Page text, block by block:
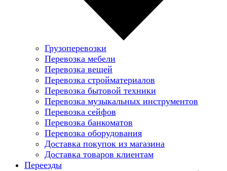
Грузоперевозки
Перевозка мебели
Перевозка вещей
Перевозка стройматериалов
Перевозка бытовой техники
Перевозка музыкальных инструментов
Перевозка сейфов
Перевозка банкоматов
Перевозка оборудования
Доставка покупок из магазина
Доставка товаров клиентам
Переезды